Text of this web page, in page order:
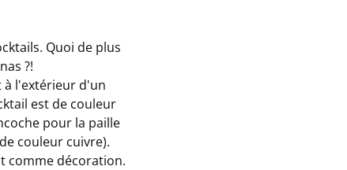
Quoi de plus
?!
à l'extérieur d'un
est de couleur
pour la paille
couleur cuivre).
comme décoration.